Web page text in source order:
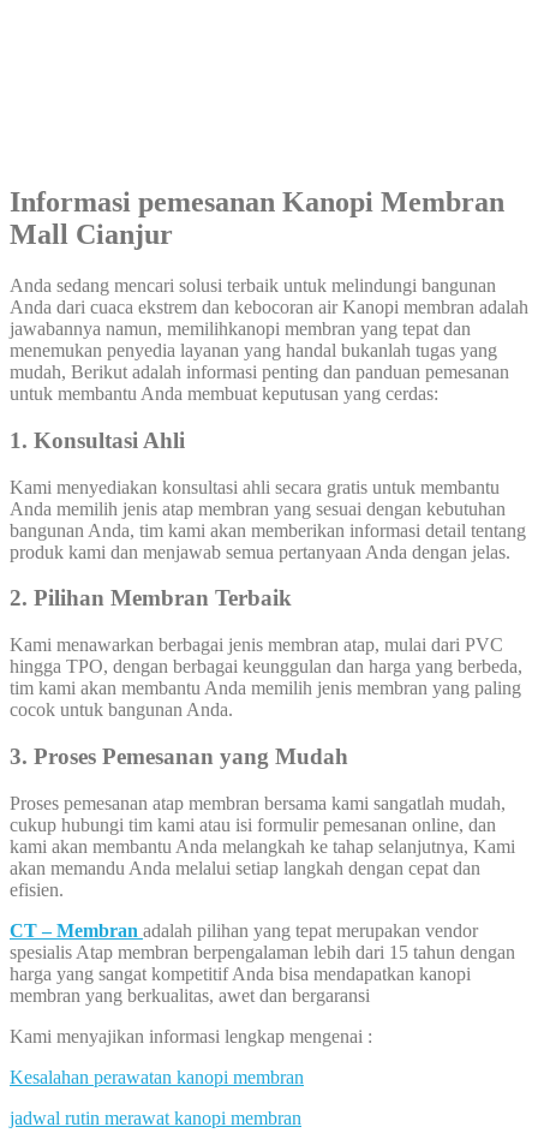
Informasi pemesanan Kanopi Membran
Mall Cianjur
Anda sedang mencari solusi terbaik untuk melindungi bangunan
Anda dari cuaca ekstrem dan kebocoran air Kanopi membran adalah
jawabannya namun, memilihkanopi membran yang tepat dan
menemukan penyedia layanan yang handal bukanlah tugas yang
mudah, Berikut adalah informasi penting dan panduan pemesanan
untuk membantu Anda membuat keputusan yang cerdas:
1. Konsultasi Ahli
Kami menyediakan konsultasi ahli secara gratis untuk membantu
Anda memilih jenis atap membran yang sesuai dengan kebutuhan
bangunan Anda, tim kami akan memberikan informasi detail tentang
produk kami dan menjawab semua pertanyaan Anda dengan jelas.
2. Pilihan Membran Terbaik
Kami menawarkan berbagai jenis membran atap, mulai dari PVC
hingga TPO, dengan berbagai keunggulan dan harga yang berbeda,
tim kami akan membantu Anda memilih jenis membran yang paling
cocok untuk bangunan Anda.
3. Proses Pemesanan yang Mudah
Proses pemesanan atap membran bersama kami sangatlah mudah,
cukup hubungi tim kami atau isi formulir pemesanan online, dan
kami akan membantu Anda melangkah ke tahap selanjutnya, Kami
akan memandu Anda melalui setiap langkah dengan cepat dan
efisien.
CT – Membran adalah pilihan yang tepat merupakan vendor
spesialis Atap membran berpengalaman lebih dari 15 tahun dengan
harga yang sangat kompetitif Anda bisa mendapatkan kanopi
membran yang berkualitas, awet dan bergaransi
Kami menyajikan informasi lengkap mengenai :
Kesalahan perawatan kanopi membran
jadwal rutin merawat kanopi membran